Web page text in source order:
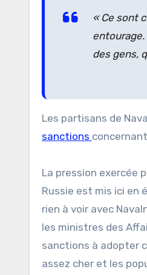
« Ce sont
des gens,
Les partisans de
sanctions
La pression exercée
Russie est mis ici en
rien à voir avec
les ministres des
sanctions à adopter
assez cher et les